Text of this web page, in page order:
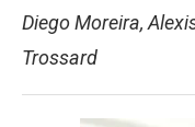
Diego Moreira,
Trossard